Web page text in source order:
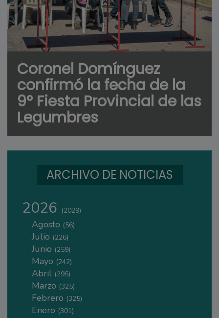
Coronel Domínguez
confirmó la fecha de la
9° Fiesta Provincial de las
Legumbres
ARCHIVO DE NOTICIAS
2026 (2029)
Agosto (56)
Julio (226)
Junio (259)
Mayo (242)
Abril (295)
Marzo (325)
Febrero (325)
Enero (301)